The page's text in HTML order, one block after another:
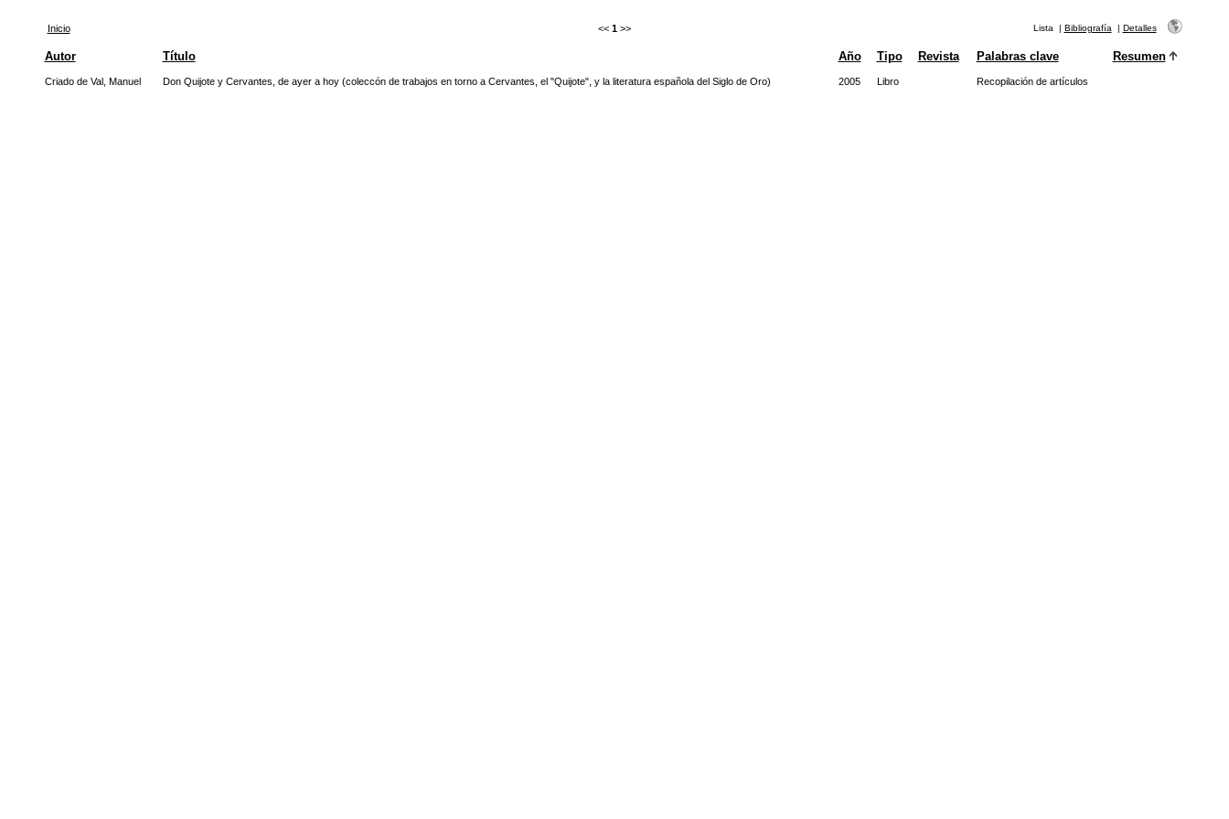
Inicio << 1 >> Lista | Bibliografía | Detalles
Autor Título Año Tipo Revista Palabras clave Resumen
Criado de Val, Manuel Don Quijote y Cervantes, de ayer a hoy (coleccón de trabajos en torno a Cervantes, el "Quijote", y la literatura española del Siglo de Oro) 2005 Libro Recopilación de artículos